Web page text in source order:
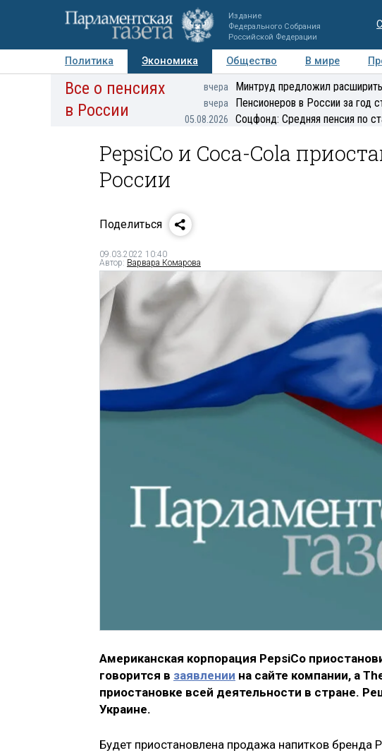
Издание
Федерального Собрания
Российской Федерации
Политика Экономика Общество В мире
Авторы Персоны Мнения Регионы
Все о пенсиях
в России
вчера Минтруд предложил
вчера Пенсионеров в России за год
05.08.2026 Соцфонд: Средняя пенсия по
PepsiCo и Coca-Cola
России
Поделиться
09.03.2022 10:40
Автор: Варвара Комарова
Американская корпорация PepsiCo
говорится в заявлении на сайте компании, а
приостановке всей деятельности в стране.
Украине.
Будет приостановлена продажа напитков бренда